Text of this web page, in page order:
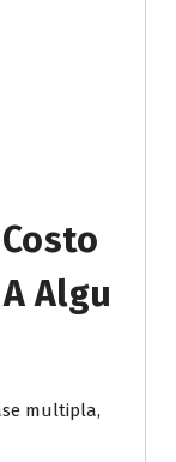
Algu
multipla,